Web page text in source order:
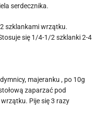
serdecznika.
szklankami wrzątku.
się 1/4-1/2 szklanki 2-4
majeranku , po 10g
zaparzać pod
Pije się 3 razy